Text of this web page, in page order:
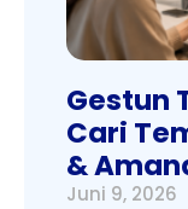
Gestun
Cari
&
Juni 9, 2026